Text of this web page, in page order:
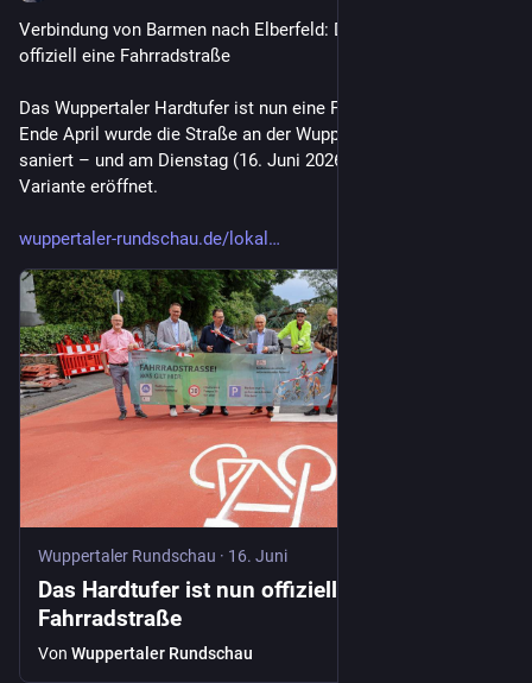
Verbindung von Barmen nach Elberfeld: Das Hardtufer ist nun
offiziell eine Fahrradstraße
Das Wuppertaler Hardtufer ist nun eine Fahrradstraße. Seit
Ende April wurde die Straße an der Wupper umgebaut und
saniert – und am Dienstag (16. Juni 2026) in der neuen
Variante eröffnet.
wuppertaler-rundschau.de/lokal
Wuppertaler Rundschau · 16. Juni
Das Hardtufer ist nun offiziell eine
Fahrradstraße
Von Wuppertaler Rundschau